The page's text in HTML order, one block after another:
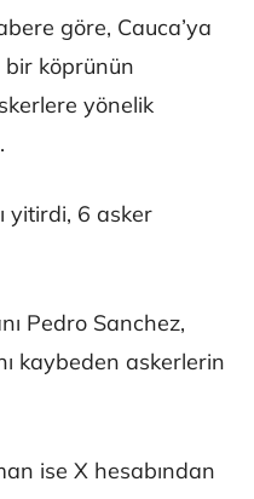
göre, Cauca’ya
bir köprünün
yönelik
yitirdi, 6 asker
Pedro Sanchez,
kaybeden askerlerin
ise X hesabından